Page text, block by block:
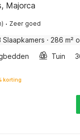
Majorca
· Zeer goed
Slaapkamers · 286 m²
Tuin
korting